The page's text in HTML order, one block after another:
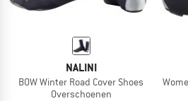
NALINI
B0W Winter Road Cover Shoes
Overschoenen